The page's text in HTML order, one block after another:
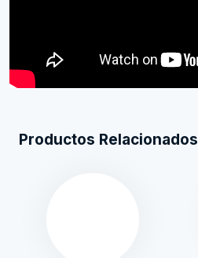
Productos Relacionados